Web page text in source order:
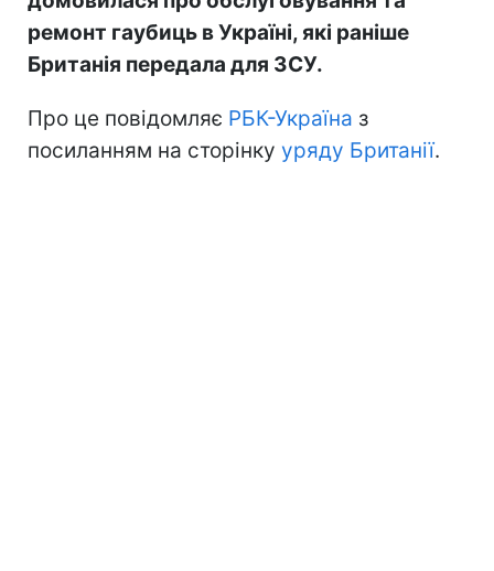
ремонт гаубиць в Україні, які раніше
Британія передала для ЗСУ.
Про це повідомляє РБК-Україна з
посиланням на сторінку уряду Британії.